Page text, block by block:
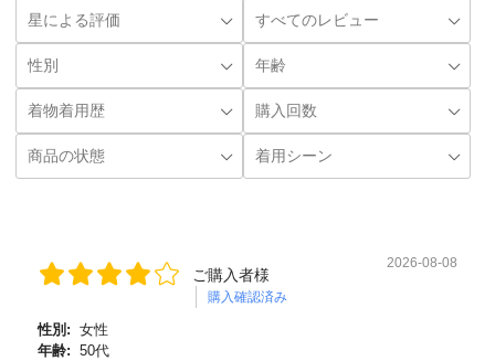
ご購入者様
購入確認済み
2026-08-08
性別: 女性
年齢: 50代